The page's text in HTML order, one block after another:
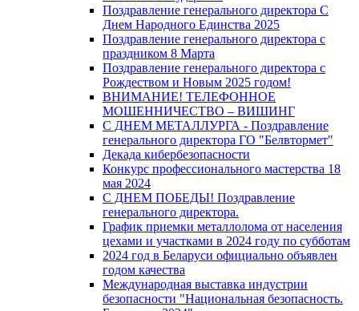
Поздравление генерального директора С
Днем Народного Единства 2025
Поздравление генерального директора с
праздником 8 Марта
Поздравление генерального директора с
Рождеством и Новым 2025 годом!
ВНИМАНИЕ! ТЕЛЕФОННОЕ
МОШЕННИЧЕСТВО – ВИШИНГ
С ДНЕМ МЕТАЛЛУРГА - Поздравление
генерального директора ГО "Белвтормет"
Декада кибербезопасности
Конкурс профессионального мастерства 18
мая 2024
С ДНЕМ ПОБЕДЫ! Поздравление
генерального директора.
График приемки металлолома от населения
цехами и участками в 2024 году по субботам
2024 год в Беларуси официально объявлен
годом качества
Международная выставка индустрии
безопасности "Национальная безопасность.